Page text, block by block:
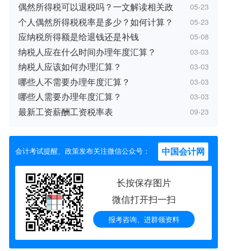
偶然所得税可以退税吗？一文解读相关政 05-23
个人偶然所得税税率是多少？如何计算？ 05-23
应纳税所得额是给退钱还是补钱 05-08
纳税人应在什么时间办理年度汇算？ 03-03
纳税人应该如何办理汇算？ 03-03
哪些人不需要办理年度汇算？ 03-03
哪些人需要办理年度汇算？ 03-03
最新工资薪酬工资税率表 09-23
会计考试提醒、政策发布关注微信公众号： 中国会计网
长按保存图片
微信打开扫一扫
报考咨询、进群领资料